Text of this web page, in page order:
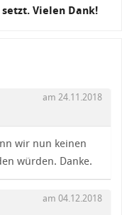
Vielen Dank!
am 24.11.2018
wir nun keinen
würden. Danke.
am 04.12.2018